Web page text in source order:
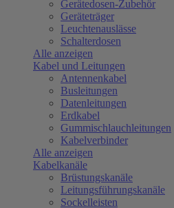
Gerätedosen-Zubehör
Geräteträger
Leuchtenauslässe
Schalterdosen
Alle anzeigen
Kabel und Leitungen
Antennenkabel
Busleitungen
Datenleitungen
Erdkabel
Gummischlauchleitungen
Kabelverbinder
Alle anzeigen
Kabelkanäle
Brüstungskanäle
Leitungsführungskanäle
Sockelleisten